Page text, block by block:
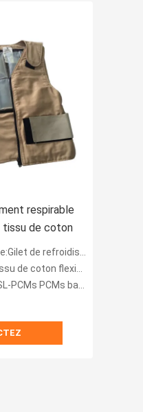
respirable
tissu de coton
matériel de changement de phase
de coton flexible
bio/glace encapsulée par des poches